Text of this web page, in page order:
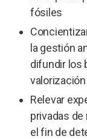
fósiles
la gestión
difundir los
valorización
Relevar
privadas
el fin de